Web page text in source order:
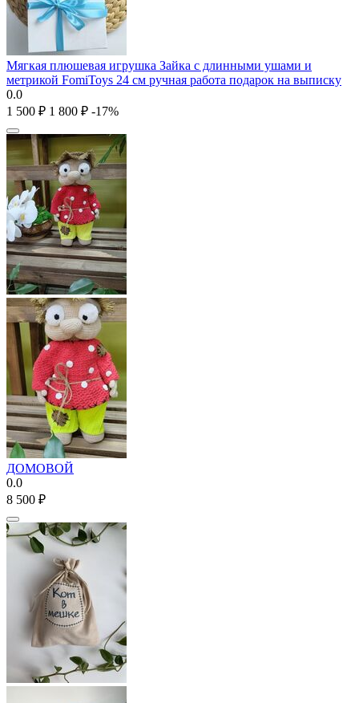
Мягкая плюшевая игрушка Зайка с длинными ушами и
метрикой FomiToys 24 см ручная работа подарок на выписку
0.0
1 500 ₽ 1 800 ₽ -17%
ДОМОВОЙ
0.0
8 500 ₽